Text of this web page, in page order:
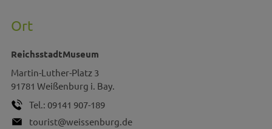
Ort
ReichsstadtMuseum
Martin-Luther-Platz 3
91781 Weißenburg i. Bay.
Tel.: 09141 907-189
tourist@weissenburg.de